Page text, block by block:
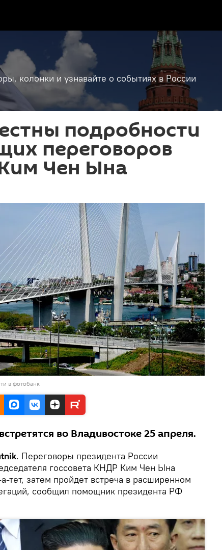
колонки и узнавайте о событиях в России
подробности
переговоров
Чен Ына
в фотобанк
во Владивостоке 25 апреля.
. Переговоры президента России
госсовета КНДР Ким Чен Ына
тет, затем пройдет встреча в расширенном
сообщил помощник президента РФ